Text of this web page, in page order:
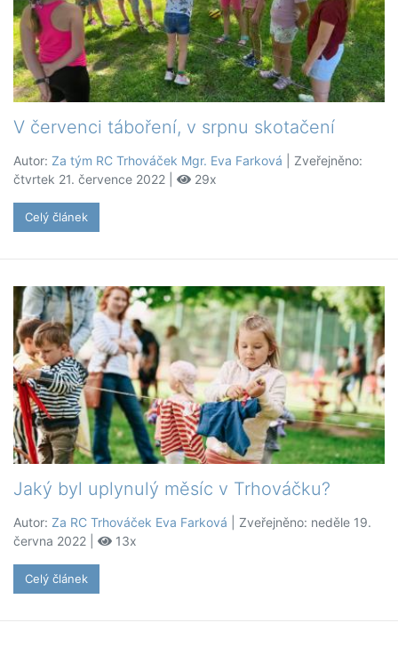
V červenci táboření, v srpnu skotačení
Autor: Za tým RC Trhováček Mgr. Eva Farková | Zveřejněno:
čtvrtek 21. července 2022 |
29x
Celý článek
Jaký byl uplynulý měsíc v Trhováčku?
Autor: Za RC Trhováček Eva Farková | Zveřejněno: neděle 19.
června 2022 |
13x
Celý článek